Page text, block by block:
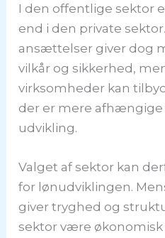
I den offentlige sektor
end i den private
ansættelser giver dog
vilkår og sikkerhed,
virksomheder kan
der er mere afhængige
udvikling.
Valget af sektor kan
for lønudviklingen.
giver tryghed og
sektor være